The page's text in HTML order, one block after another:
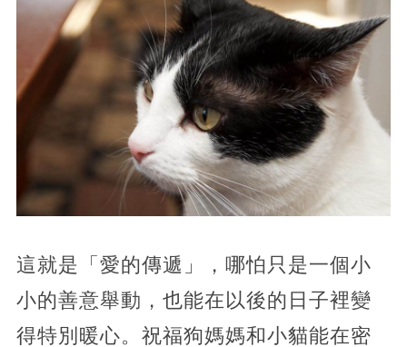
這就是「愛的傳遞」，哪怕只是一個小
小的善意舉動，也能在以後的日子裡變
得特別暖心。祝福狗媽媽和小貓能在密